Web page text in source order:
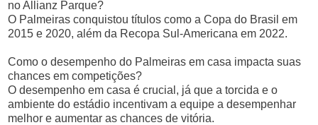
no Allianz Parque?
O Palmeiras conquistou títulos como a Copa do Brasil em
2015 e 2020, além da Recopa Sul-Americana em 2022.
Como o desempenho do Palmeiras em casa impacta suas
chances em competições?
O desempenho em casa é crucial, já que a torcida e o
ambiente do estádio incentivam a equipe a desempenhar
melhor e aumentar as chances de vitória.